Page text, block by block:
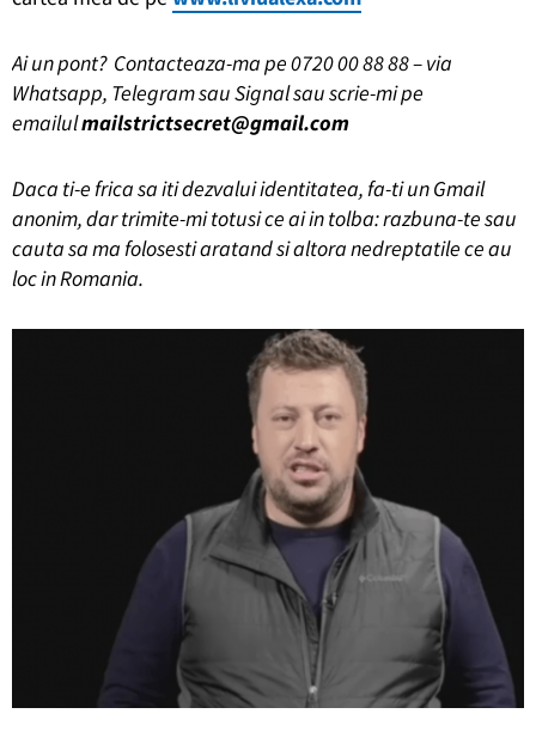
Ai un pont? Contacteaza-ma pe 0720 00 88 88 – via
Whatsapp, Telegram sau Signal sau scrie-mi pe
emailulmailstrictsecret@gmail.com
Daca ti-e frica sa iti dezvalui identitatea, fa-ti un Gmail
anonim, dar trimite-mi totusi ce ai in tolba: razbuna-te sau
cauta sa ma folosesti aratand si altora nedreptatile ce au
loc in Romania.